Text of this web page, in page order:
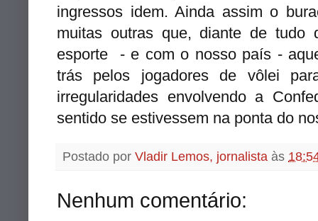
ingressos idem. Ainda assim o
muitas outras que, diante de tudo
esporte - e com o nosso país -
trás pelos jogadores de vôlei
irregularidades envolvendo a
sentido se estivessem na ponta do
Postado por Vladir Lemos, jornalista às
Nenhum comentário: